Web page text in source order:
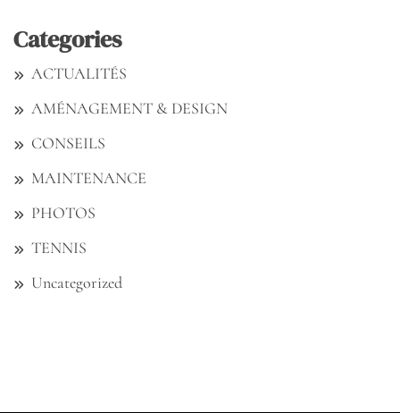
Categories
ACTUALITÉS
AMÉNAGEMENT & DESIGN
CONSEILS
MAINTENANCE
PHOTOS
TENNIS
Uncategorized